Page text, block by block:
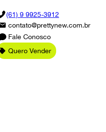
(61) 9 9925-3912
contato@prettynew.com.br
Fale Conosco
Quero Vender